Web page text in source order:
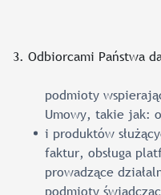
3. Odbiorcami Państwa
podmioty
Umowy, takie jak:
i produktów
faktur, obsługa
prowadzące
podmioty